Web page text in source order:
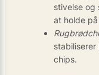
stivelse og
at holde
chips.